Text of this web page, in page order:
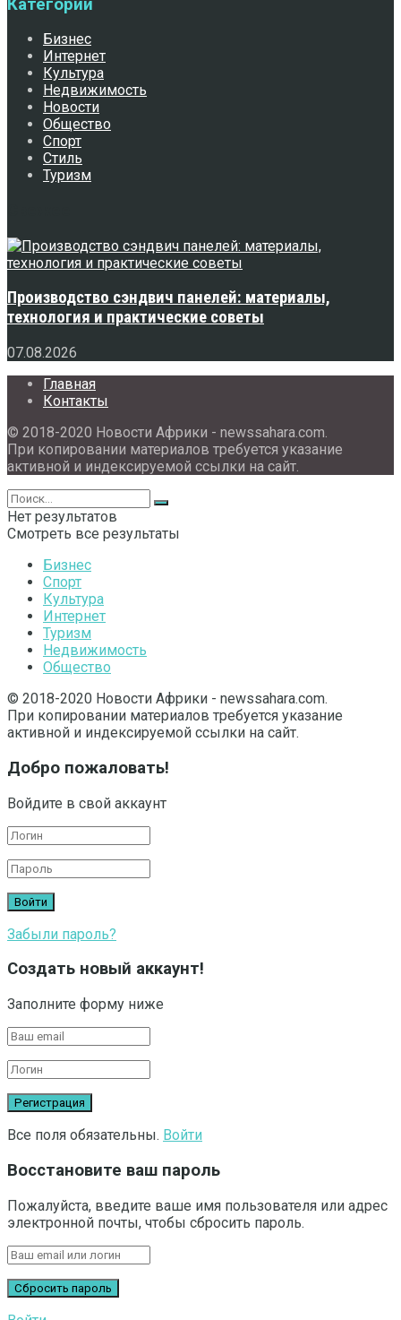
Категории
Бизнес
Интернет
Культура
Недвижимость
Новости
Общество
Спорт
Стиль
Туризм
Производство сэндвич панелей: материалы,
технология и практические советы
07.08.2026
Главная
Контакты
© 2018-2020 Новости Африки - newssahara.com.
При копировании материалов требуется указание
активной и индексируемой ссылки на сайт.
Нет результатов
Смотреть все результаты
Бизнес
Спорт
Культура
Интернет
Туризм
Недвижимость
Общество
© 2018-2020 Новости Африки - newssahara.com.
При копировании материалов требуется указание
активной и индексируемой ссылки на сайт.
Добро пожаловать!
Войдите в свой аккаунт
Забыли пароль?
Создать новый аккаунт!
Заполните форму ниже
Все поля обязательны. Войти
Восстановите ваш пароль
Пожалуйста, введите ваше имя пользователя или адрес
электронной почты, чтобы сбросить пароль.